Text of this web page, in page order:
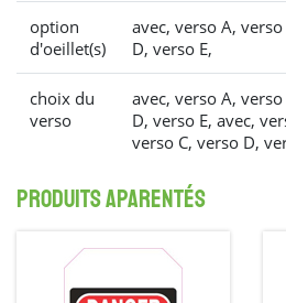
option
d'oeillet(s)
avec, verso A,
D, verso E,
choix du
verso
avec, verso A,
D, verso E, avec,
verso C, verso D,
produits aparentés